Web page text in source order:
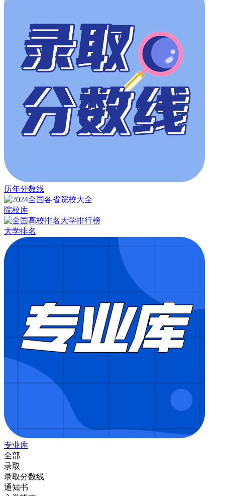
历年分数线
院校库
大学排名
专业库
全部
录取
录取分数线
通知书